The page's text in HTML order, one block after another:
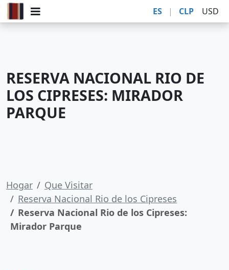
ES | CLP USD
RESERVA NACIONAL RIO DE
LOS CIPRESES: MIRADOR
PARQUE
Hogar
Que Visitar
Reserva Nacional Rio de los Cipreses
Reserva Nacional Rio de los Cipreses:
Mirador Parque